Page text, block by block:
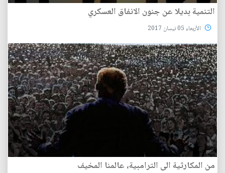
التنمية بديلا عن جنون الانفاق العسكري
الأربعاء 05 نيسان 2017
من المكارثية الى الترامبية، عالمنا المخيف